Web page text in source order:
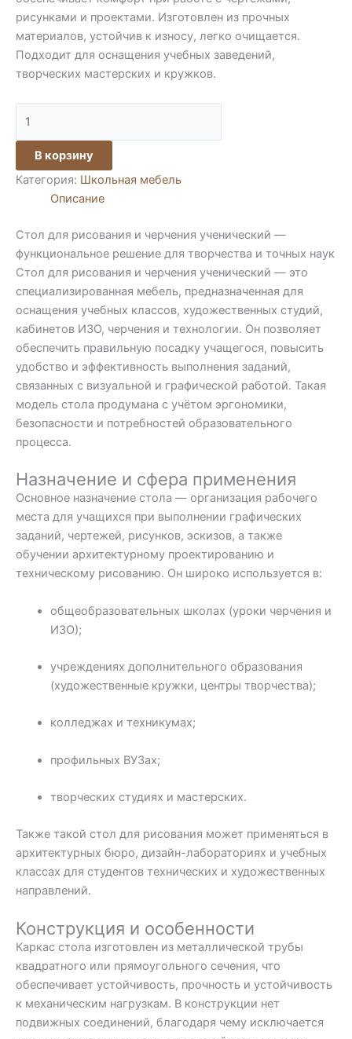
рисунками и проектами. Изготовлен из прочных
материалов, устойчив к износу, легко очищается.
Подходит для оснащения учебных заведений,
творческих мастерских и кружков.
товара
Стол
для
рисования
ученический
В корзину
Категория: Школьная мебель
Описание
Стол для рисования и черчения ученический —
функциональное решение для творчества и точных наук
Стол для рисования и черчения ученический — это
специализированная мебель, предназначенная для
оснащения учебных классов, художественных студий,
кабинетов ИЗО, черчения и технологии. Он позволяет
обеспечить правильную посадку учащегося, повысить
удобство и эффективность выполнения заданий,
связанных с визуальной и графической работой. Такая
модель стола продумана с учётом эргономики,
безопасности и потребностей образовательного
процесса.
Назначение и сфера применения
Основное назначение стола — организация рабочего
места для учащихся при выполнении графических
заданий, чертежей, рисунков, эскизов, а также
обучении архитектурному проектированию и
техническому рисованию. Он широко используется в:
общеобразовательных школах (уроки черчения и
ИЗО);
учреждениях дополнительного образования
(художественные кружки, центры творчества);
колледжах и техникумах;
профильных ВУЗах;
творческих студиях и мастерских.
Также такой стол для рисования может применяться в
архитектурных бюро, дизайн-лабораториях и учебных
классах для студентов технических и художественных
направлений.
Конструкция и особенности
Каркас стола изготовлен из металлической трубы
квадратного или прямоугольного сечения, что
обеспечивает устойчивость, прочность и устойчивость
к механическим нагрузкам. В конструкции нет
подвижных соединений, благодаря чему исключается